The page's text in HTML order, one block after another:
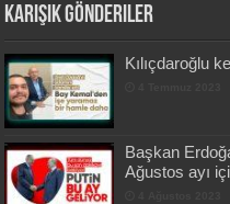
Karışık Gönderiler
Kılıçdaroğlu
Başkan
Ağustos ayı